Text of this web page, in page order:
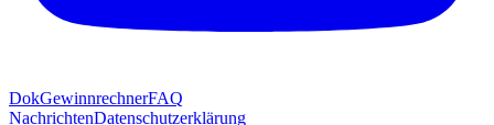
DokGewinnrechnerFAQ
NachrichtenDatenschutzerklärung